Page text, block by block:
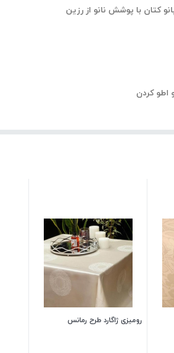
کتان با پوشش نانو از رزین
کردن
رومیزی ژاگارد طرح رمانس